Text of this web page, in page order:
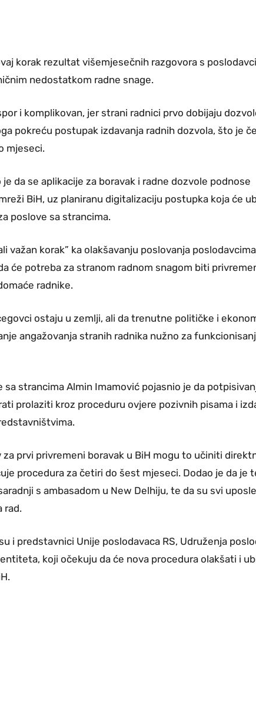
korak rezultat višemjesečnih razgovora s
nedostatkom radne snage.
i komplikovan, jer strani radnici prvo dobijaju
pokreću postupak izdavanja radnih dozvola, što je
mjeseci.
da se aplikacije za boravak i radne dozvole podnose
BiH, uz planiranu digitalizaciju postupka koja će
poslove sa strancima.
važan korak” ka olakšavanju poslovanja
će potreba za stranom radnom snagom biti
radnike.
ostaju u zemlji, ali da trenutne političke i
angažovanja stranih radnika nužno za
strancima Almin Imamović pojasnio je da
prolaziti kroz proceduru ovjere pozivnih pisama i
prvi privremeni boravak u BiH mogu to učiniti
procedura za četiri do šest mjeseci. Dodao je da je
s ambasadom u New Delhiju, te da su svi
rad.
i predstavnici Unije poslodavaca RS, Udruženja
koji očekuju da će nova procedura olakšati i